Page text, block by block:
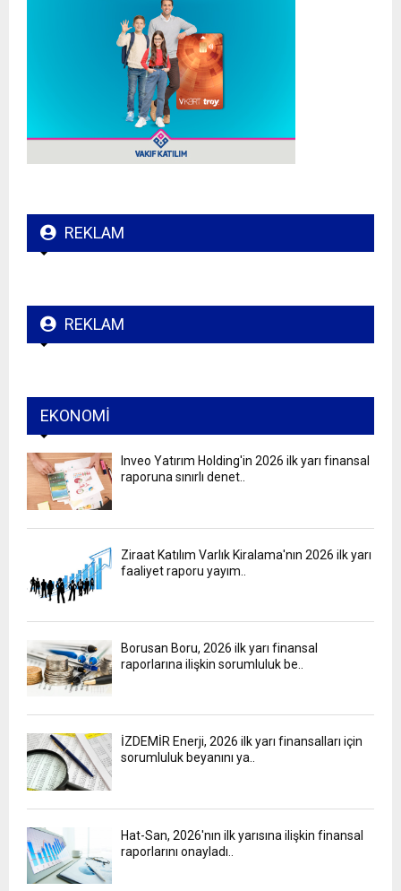
REKLAM
REKLAM
EKONOMI
Inveo Yatırım Holding'in 2026 ilk yarı finansal
raporuna sınırlı denet..
Ziraat Katılım Varlık Kiralama'nın 2026 ilk yarı
faaliyet raporu yayım..
Borusan Boru, 2026 ilk yarı finansal
raporlarına ilişkin sorumluluk be..
İZDEMİR Enerji, 2026 ilk yarı finansalları için
sorumluluk beyanını ya..
Hat-San, 2026'nın ilk yarısına ilişkin finansal
raporlarını onayladı..